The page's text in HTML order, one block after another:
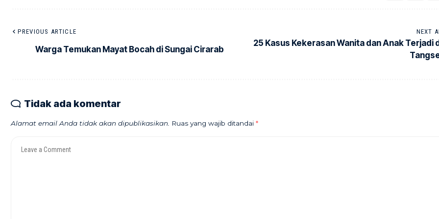
PREVIOUS ARTICLE
Warga Temukan Mayat Bocah di Sungai Cirarab
NEXT
25 Kasus Kekerasan Wanita dan Anak Terjadi
Tidak ada komentar
Alamat email Anda tidak akan dipublikasikan. Ruas yang wajib ditandai *